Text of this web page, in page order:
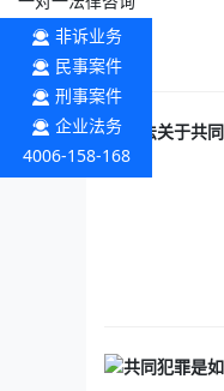
非诉业务
民事案件
刑事案件
企业法务
4006-158-168